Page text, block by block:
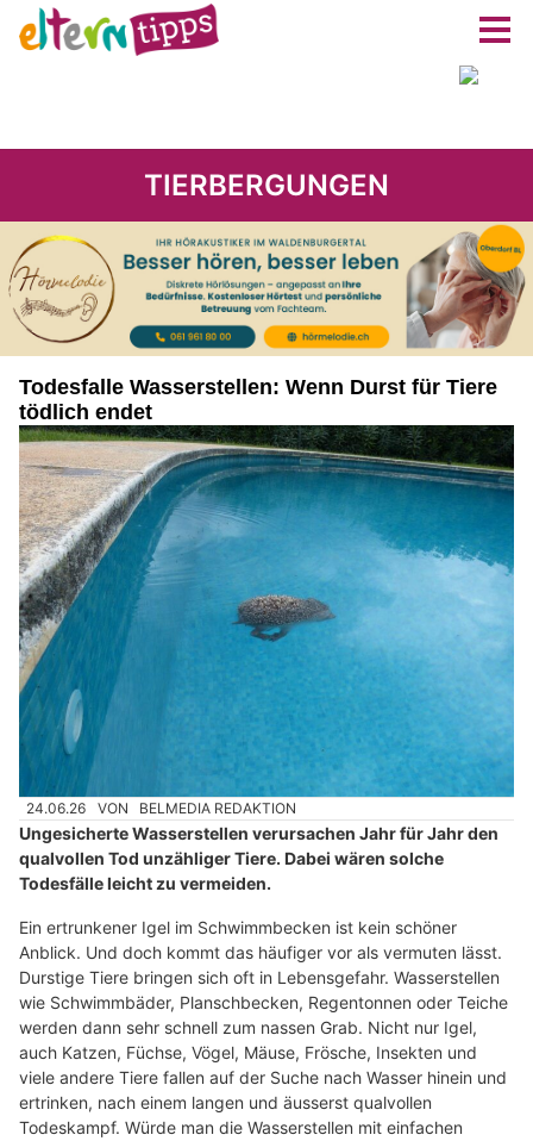
TIERBERGUNGEN
Todesfalle Wasserstellen: Wenn Durst für Tiere
tödlich endet
24.06.26 VON BELMEDIA REDAKTION
Ungesicherte Wasserstellen verursachen Jahr für Jahr den
qualvollen Tod unzähliger Tiere. Dabei wären solche
Todesfälle leicht zu vermeiden.
Ein ertrunkener Igel im Schwimmbecken ist kein schöner
Anblick. Und doch kommt das häufiger vor als vermuten lässt.
Durstige Tiere bringen sich oft in Lebensgefahr. Wasserstellen
wie Schwimmbäder, Planschbecken, Regentonnen oder Teiche
werden dann sehr schnell zum nassen Grab. Nicht nur Igel,
auch Katzen, Füchse, Vögel, Mäuse, Frösche, Insekten und
viele andere Tiere fallen auf der Suche nach Wasser hinein und
ertrinken, nach einem langen und äusserst qualvollen
Todeskampf. Würde man die Wasserstellen mit einfachen